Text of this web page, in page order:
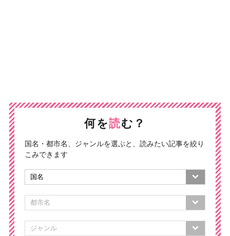
何を読む？
国名・都市名、ジャンルを選ぶと、読みたい記事を絞り
こみできます